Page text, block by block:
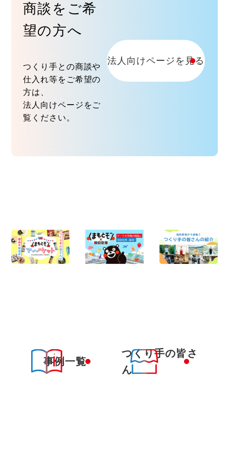
商談をご希
望の方へ
つくり手との商談や
仕入れ等をご希望の
方は、
法人向けページをご
覧ください。
法人向けページを見る
事例一覧
つくり手の皆さ
ん